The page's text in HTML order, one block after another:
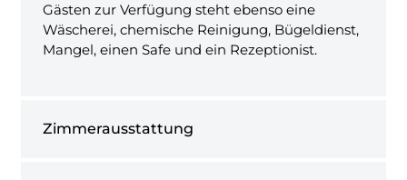
Gästen zur Verfügung steht ebenso eine
Wäscherei, chemische Reinigung, Bügeldienst,
Mangel, einen Safe und ein Rezeptionist.
Zimmerausstattung